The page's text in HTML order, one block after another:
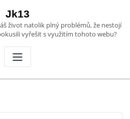
Jk13
život natolik plný problémů, že nestojí
vyřešit s využitím tohoto webu?